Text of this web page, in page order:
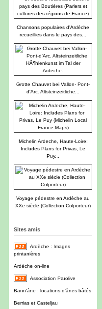
Chansons populaires d'Ardèche
recueillies dans le pays des...
Grotte Chauvet bei Vallon- Pont-
d'Arc. Altsteinzeitliche...
Michelin Ardeche, Haute-Loire:
Includes Plans for Privas, Le
Puy...
Voyage pédestre en Ardèche au
XXe siècle (Collection Colporteur)
Sites amis
Ardèche : Images
printanières
Ardèche on-line
Association Païolive
Bann'âne : locations d'ânes bâtés
Berrias et Casteljau